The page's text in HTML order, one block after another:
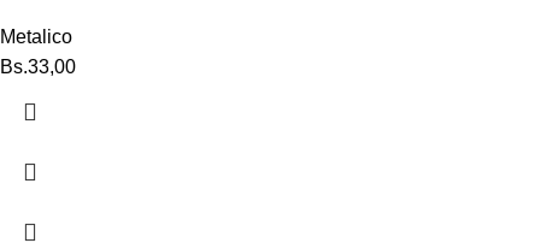
Metalico
Bs.33,00